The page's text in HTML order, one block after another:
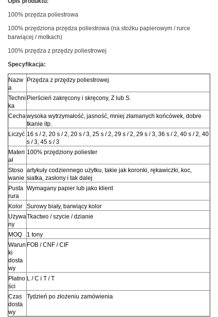
100% przędza poliestrowa
100% przędziona przędza poliestrowa (na stożku papierowym / rurce
barwiącej / motkach)
100% przędza z przędzy poliestrowej
Specyfikacja:
Nazw
a
Przędza z przędzy poliestrowej
Techni
ka
Pierścień zakręcony i skręcony, Z lub S.
Cecha wysoka wytrzymałość, jasność, mniej złamanych końcówek, dobre
tkanie itp.
Liczyć 16 s / 2, 20 s / 2, 20 s / 3, 25 s / 2, 29 s / 2, 29 s / 3, 36 s / 2, 40 s / 2, 40
s / 3, 45 s / 3
Materi
ał
100% przędziony poliester
Stoso
wanie
artykuły codziennego użytku, takie jak koronki, rękawiczki, koc,
siatka, zasłony i tak dalej
Pusta
rura
Wymagany papier lub jako klient
Kolor
Surowy biały, barwiący kolor
Używa
ny
Tkactwo / szycie / dzianie
MOQ
1 tony
Warun
ki
dosta
wy
FOB / CNF / CIF
Płatno
ści
L / C i T / T
Czas
dosta
wy
Tydzień po złożeniu zamówienia